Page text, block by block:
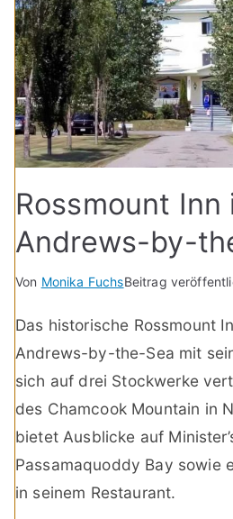
Rossmount Inn
Andrews-by-
Von Monika FuchsBeitrag
Das historische Rossmount
Andrews-by-the-Sea mit
sich auf drei Stockwerke
des Chamcook Mountain in
bietet Ausblicke auf
Passamaquoddy Bay sowie
in seinem Restaurant.